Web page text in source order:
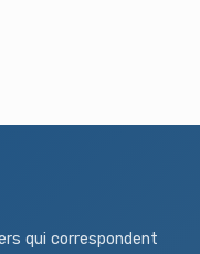
qui correspondent